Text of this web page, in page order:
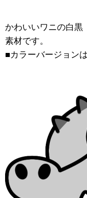
かわいいワニの白黒
素材です。
■カラーバージョンは